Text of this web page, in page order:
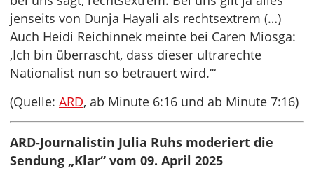
jenseits von Dunja Hayali als rechtsextrem (…)
Auch Heidi Reichinnek meinte bei Caren Miosga:
‚Ich bin überrascht, dass dieser ultrarechte
Nationalist nun so betrauert wird.‘“
(Quelle: ARD, ab Minute 6:16 und ab Minute 7:16)
ARD-Journalistin Julia Ruhs moderiert die
Sendung „Klar“ vom 09. April 2025